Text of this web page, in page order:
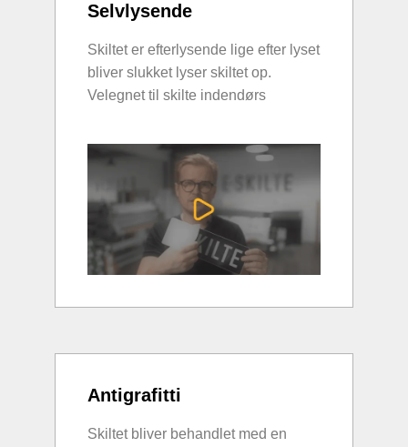
Selvlysende
Skiltet er efterlysende lige efter lyset
bliver slukket lyser skiltet op.
Velegnet til skilte indendørs
Antigrafitti
Skiltet bliver behandlet med en